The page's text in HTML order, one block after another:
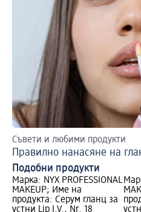
Съвети и любими продукти
Правилно нанасяне на
Подобни продукти
Марка: NYX PROFESSIONAL
MAKEUP; Име на
продукта: Серум гланц за
устни Lip I.V., Nr. 18